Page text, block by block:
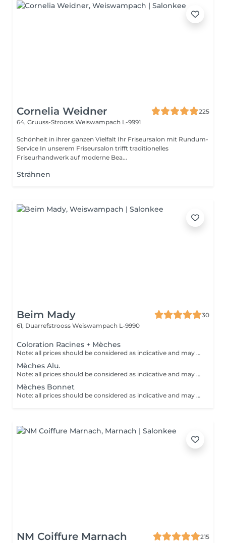
Cornelia Weidner
225
64, Gruuss-Strooss Weiswampach L-9991
Schönheit in ihrer ganzen Vielfalt Ihr Friseursalon mit Rundum-
Service In unserem Friseursalon trifft traditionelles
Friseurhandwerk auf moderne Bea...
Strähnen
Beim Mady
30
61, Duarrefstrooss Weiswampach L-9990
Coloration Racines + Mèches
Note: all prices should be considered as indicative and may be subject to change based on the type, duration and complexity of the service that is provided to you on site.
Mèches Alu.
Note: all prices should be considered as indicative and may be subject to change based on the type, duration and complexity of the service that is provided to you on site.
Mèches Bonnet
Note: all prices should be considered as indicative and may be subject to change based on the type, duration and complexity of the service that is provided to you on site.
NM Coiffure Marnach
215